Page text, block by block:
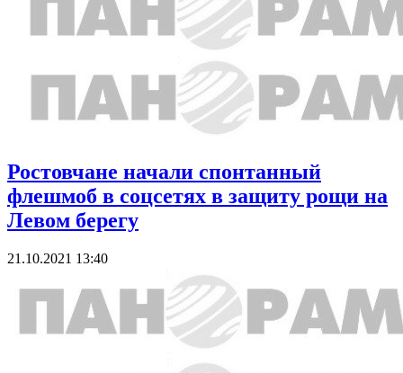
Ростовчане начали спонтанный
флешмоб в соцсетях в защиту рощи на
Левом берегу
21.10.2021 13:40